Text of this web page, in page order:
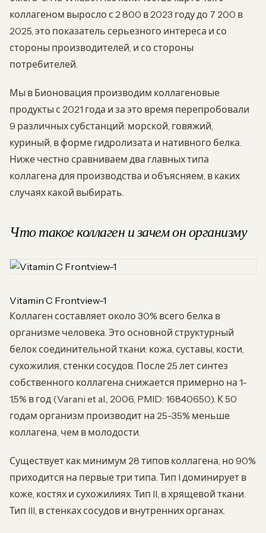
коллагеном выросло с 2 800 в 2023 году до 7 200 в
2025, это показатель серьезного интереса и со
стороны производителей, и со стороны
потребителей.
Мы в Бионовация производим коллагеновые
продукты с 2021 года и за это время перепробовали
9 различных субстанций: морской, говяжий,
куриный, в форме гидролизата и нативного белка.
Ниже честно сравниваем два главных типа
коллагена для производства и объясняем, в каких
случаях какой выбирать.
Что такое коллаген и зачем он организму
Vitamin C Frontview-1
Коллаген составляет около 30% всего белка в
организме человека. Это основной структурный
белок соединительной ткани: кожа, суставы, кости,
сухожилия, стенки сосудов. После 25 лет синтез
собственного коллагена снижается примерно на 1-
1,5% в год (Varani et al., 2006, PMID: 16840650). К 50
годам организм производит на 25-35% меньше
коллагена, чем в молодости.
Существует как минимум 28 типов коллагена, но 90%
приходится на первые три типа. Тип I доминирует в
коже, костях и сухожилиях. Тип II, в хрящевой ткани.
Тип III, в стенках сосудов и внутренних органах.